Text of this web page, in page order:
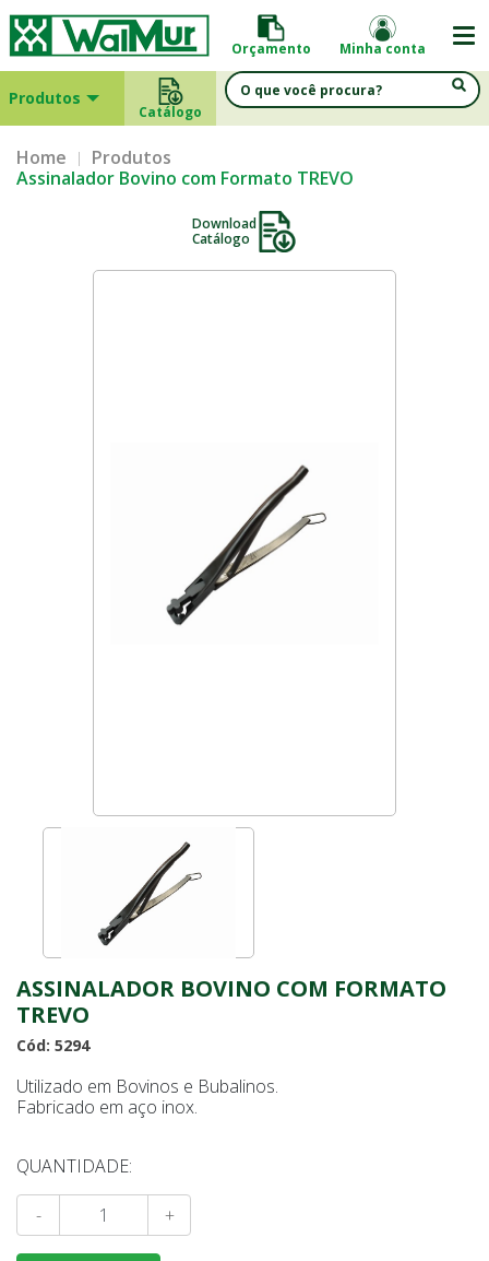
Orçamento Minha conta
Produtos
Catálogo
Home
Produtos
Assinalador Bovino com Formato TREVO
Download
Catálogo
ASSINALADOR BOVINO COM FORMATO
TREVO
Cód: 5294
Utilizado em Bovinos e Bubalinos.
Fabricado em aço inox.
QUANTIDADE:
- +